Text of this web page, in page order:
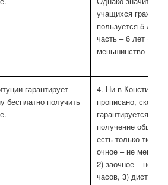
учащихся граждан
пользуется 5 лет
часть – 6 лет
меньшинство – 8-9
гарантирует
бесплатно получить
4. Ни в
прописано,
гарантируется
получение общего
есть только
очное – не менее
2) заочное – не
часов, 3)